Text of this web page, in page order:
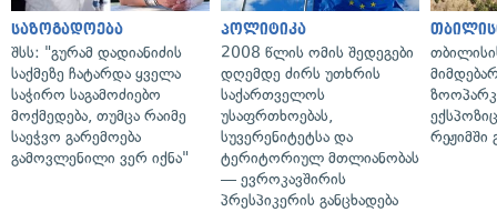
საზოგადოება
შსს: "გურამ დადიანიძის
საქმეზე ჩატარდა ყველა
საჭირო საგამოძიებო
მოქმედება, თუმცა რაიმე
საეჭვო გარემოება
გამოვლენილი ვერ იქნა"
პოლიტიკა
2008 წლის ომის შედეგები
დღემდე ძირს უთხრის
საქართველოს
უსაფრთხოებას,
სუვერენიტეტსა და
ტერიტორიულ მთლიანობას
— ევროკავშირის
პრესპიკერის განცხადება
რეჟიმში